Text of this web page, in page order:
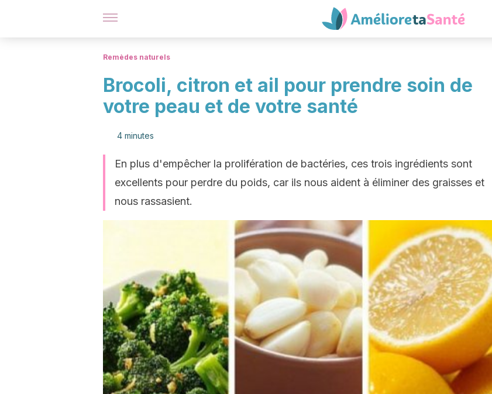
Remèdes naturels
Brocoli, citron et ail pour prendre soin de
votre peau et de votre santé
4 minutes
En plus d'empêcher la prolifération de bactéries, ces trois ingrédients sont
excellents pour perdre du poids, car ils nous aident à éliminer des graisses et
nous rassasient.